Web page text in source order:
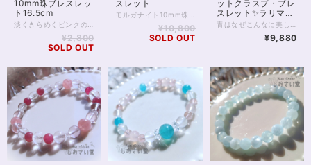
10mm珠ブレスレッ
ト16.5cm
¥2,800
SOLD OUT
スレット
¥10,800
SOLD OUT
ットクラスプ・ブレ
スレット✨ラリマー
他17cm
¥9,880